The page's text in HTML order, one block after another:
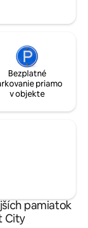
Bezplatné
priamo
v objekte
pamiatok
City